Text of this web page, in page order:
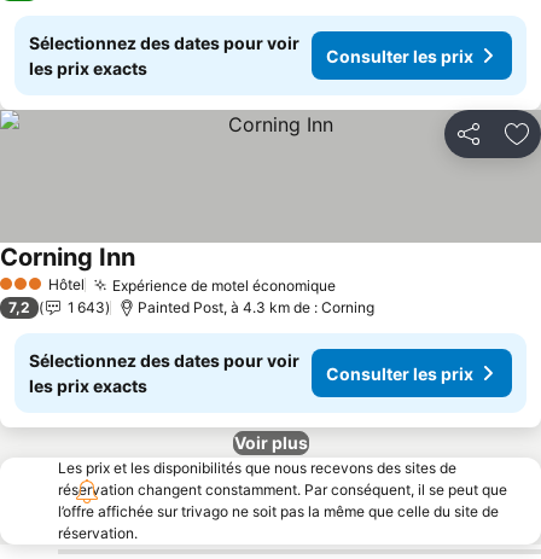
Sélectionnez des dates pour voir
les prix exacts
Consulter les prix
Partager
3 ÉtoilesHôtel Expérience de motel économiqueConsulter les prix
Corning InnConsulter les prix
7,2 1 643 Painted Post, à 4.3 km de : Corning
Sélectionnez des dates pour voir
les prix exacts
Consulter les prix
Voir plus
Les prix et les disponibilités que nous recevons des sites de
réservation changent constamment. Par conséquent, il se peut que
l’offre affichée sur trivago ne soit pas la même que celle du site de
réservation.